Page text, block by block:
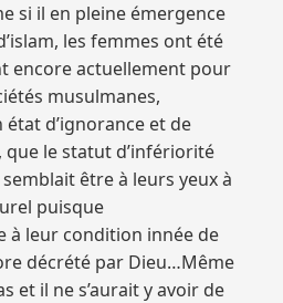
si il en pleine émergence
les femmes ont été
encore actuellement pour
musulmanes,
d’ignorance et de
le statut d’infériorité
être à leurs yeux à
puisque
à leur condition innée de
décrété par Dieu…Même
et il ne s’aurait y avoir de